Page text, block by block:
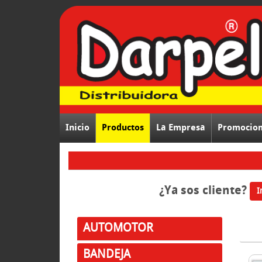
Inicio Productos La Empresa
¿Ya sos cliente?
AUTOMOTOR
BANDEJA
Compra ONLINE